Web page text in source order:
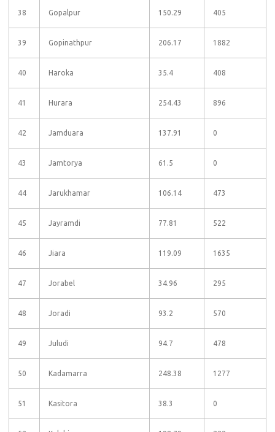
38 Gopalpur 150.29 405
39 Gopinathpur 206.17 1882
40 Haroka 35.4 408
41 Hurara 254.43 896
42 Jamduara 137.91 0
43 Jamtorya 61.5 0
44 Jarukhamar 106.14 473
45 Jayramdi 77.81 522
46 Jiara 119.09 1635
47 Jorabel 34.96 295
48 Joradi 93.2 570
49 Juludi 94.7 478
50 Kadamarra 248.38 1277
51 Kasitora 38.3 0